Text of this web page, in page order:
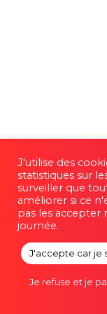
© 2026
J'utilise des
statistiques sur
surveiller que
améliorer si ce
pas les accepter
journée.
J'accepte car je
Je refuse et je